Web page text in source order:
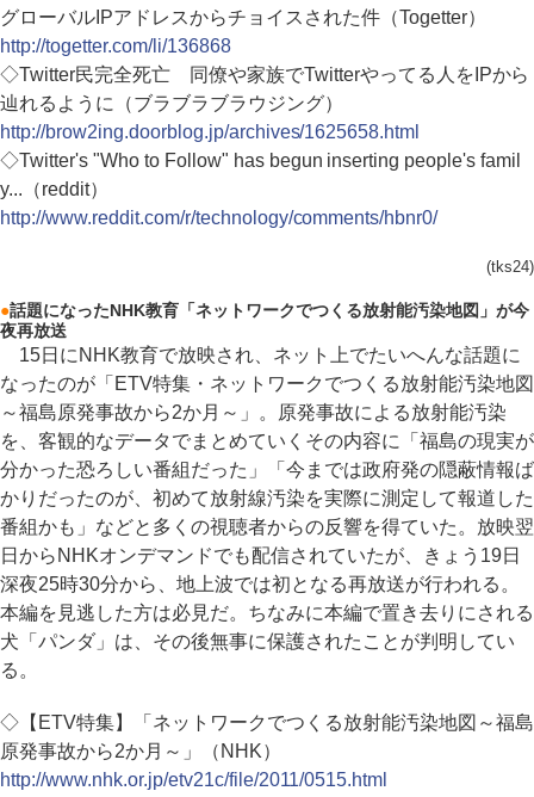
グローバルIPアドレスからチョイスされた件（Togetter）
http://togetter.com/li/136868
◇Twitter民完全死亡 同僚や家族でTwitterやってる人をIPから
辿れるように（ブラブラブラウジング）
http://brow2ing.doorblog.jp/archives/1625658.html
◇Twitter's "Who to Follow" has begun inserting people's famil
y...（reddit）
http://www.reddit.com/r/technology/comments/hbnr0/
(tks24)
●話題になったNHK教育「ネットワークでつくる放射能汚染地図」が今
夜再放送
15日にNHK教育で放映され、ネット上でたいへんな話題に
なったのが「ETV特集・ネットワークでつくる放射能汚染地図
～福島原発事故から2か月～」。原発事故による放射能汚染
を、客観的なデータでまとめていくその内容に「福島の現実が
分かった恐ろしい番組だった」「今までは政府発の隠蔽情報ば
かりだったのが、初めて放射線汚染を実際に測定して報道した
番組かも」などと多くの視聴者からの反響を得ていた。放映翌
日からNHKオンデマンドでも配信されていたが、きょう19日
深夜25時30分から、地上波では初となる再放送が行われる。
本編を見逃した方は必見だ。ちなみに本編で置き去りにされる
犬「パンダ」は、その後無事に保護されたことが判明してい
る。
◇【ETV特集】「ネットワークでつくる放射能汚染地図～福島
原発事故から2か月～」（NHK）
http://www.nhk.or.jp/etv21c/file/2011/0515.html